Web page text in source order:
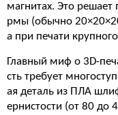
магнитах. Это
рмы (обычно
а при печати
Главный миф о 3D-
сть требует
ая деталь из ПЛА
ернистости (от 80 до